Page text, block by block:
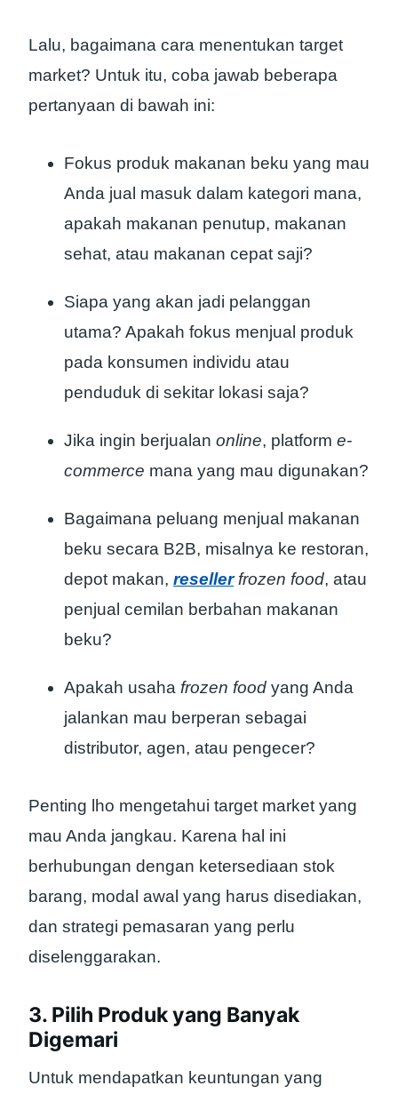
Lalu, bagaimana cara menentukan target
market? Untuk itu, coba jawab beberapa
pertanyaan di bawah ini:
Fokus produk makanan beku yang mau
Anda jual masuk dalam kategori mana,
apakah makanan penutup, makanan
sehat, atau makanan cepat saji?
Siapa yang akan jadi pelanggan
utama? Apakah fokus menjual produk
pada konsumen individu atau
penduduk di sekitar lokasi saja?
Jika ingin berjualan online, platform e-
commerce mana yang mau digunakan?
Bagaimana peluang menjual makanan
beku secara B2B, misalnya ke restoran,
depot makan, resellerfrozen food, atau
penjual cemilan berbahan makanan
beku?
Apakah usaha frozen food yang Anda
jalankan mau berperan sebagai
distributor, agen, atau pengecer?
Penting lho mengetahui target market yang
mau Anda jangkau. Karena hal ini
berhubungan dengan ketersediaan stok
barang, modal awal yang harus disediakan,
dan strategi pemasaran yang perlu
diselenggarakan.
3. Pilih Produk yang Banyak
Digemari
Untuk mendapatkan keuntungan yang